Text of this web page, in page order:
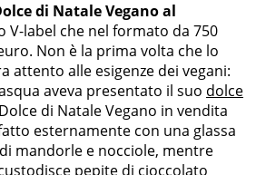
di Natale Vegano al
V-label che nel formato da 750
Non è la prima volta che lo
attento alle esigenze dei vegani:
aveva presentato il suo dolce
di Natale Vegano in vendita
esternamente con una glassa
mandorle e nocciole, mentre
pepite di cioccolato